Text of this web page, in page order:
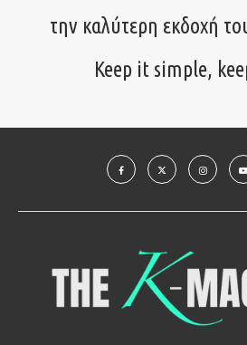
την καλύτερη εκδοχή
Keep it simple,